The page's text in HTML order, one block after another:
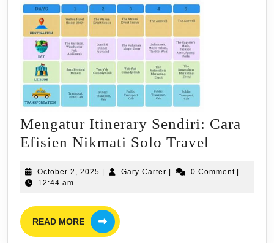
Mengatur Itinerary Sendiri: Cara
Efisien Nikmati Solo Travel
Sendiri:
October 2, 2025 OctoberGary Carter Gary
0 Comment
12:44 am
READ MORE
READ
MORE